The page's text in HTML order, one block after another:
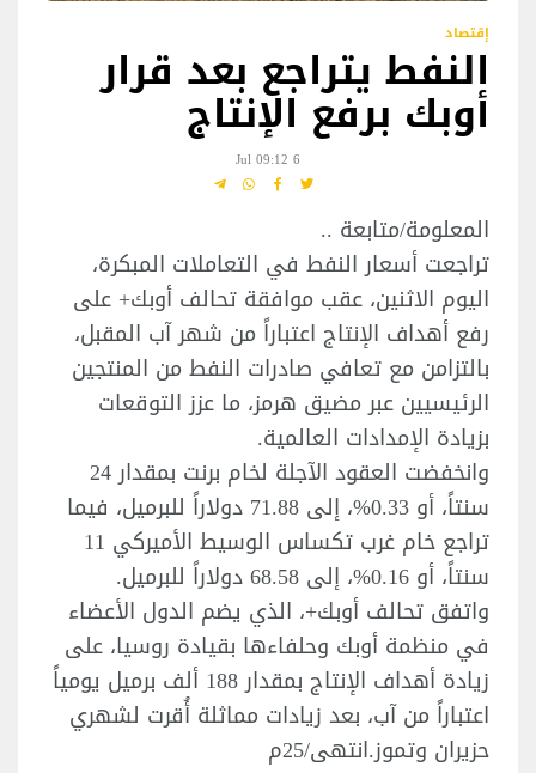
إقتصاد
النفط يتراجع بعد قرار
أوبك برفع الإنتاج
6 Jul 09:12
المعلومة/متابعة ..
تراجعت أسعار النفط في التعاملات المبكرة،
اليوم الاثنين، عقب موافقة تحالف أوبك+ على
رفع أهداف الإنتاج اعتباراً من شهر آب المقبل،
بالتزامن مع تعافي صادرات النفط من المنتجين
الرئيسيين عبر مضيق هرمز، ما عزز التوقعات
بزيادة الإمدادات العالمية.
وانخفضت العقود الآجلة لخام برنت بمقدار 24
سنتاً، أو 0.33%، إلى 71.88 دولاراً للبرميل، فيما
تراجع خام غرب تكساس الوسيط الأميركي 11
سنتاً، أو 0.16%، إلى 68.58 دولاراً للبرميل.
واتفق تحالف أوبك+، الذي يضم الدول الأعضاء
في منظمة أوبك وحلفاءها بقيادة روسيا، على
زيادة أهداف الإنتاج بمقدار 188 ألف برميل يومياً
اعتباراً من آب، بعد زيادات مماثلة أُقرت لشهري
حزيران وتموز.انتهى/25م